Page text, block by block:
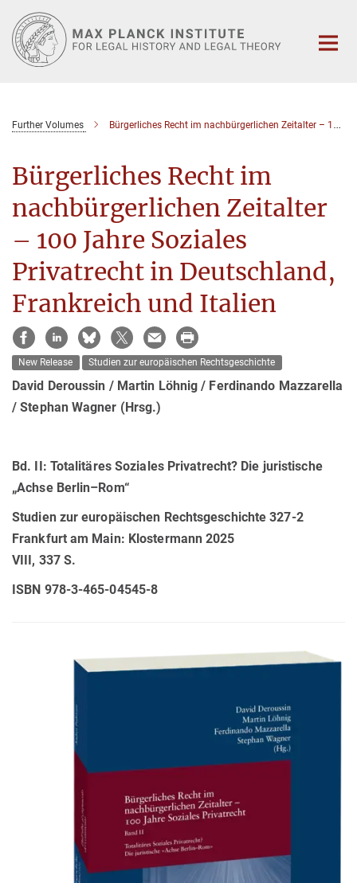
Main-
Content
Further Volumes Bürgerliches Recht im nachbürgerlichen Zeitalter – 100 Jahre Soziales Privatrecht in Deutschland, Frankreich und Italien
Bürgerliches Recht im
nachbürgerlichen Zeitalter
– 100 Jahre Soziales
Privatrecht in Deutschland,
Frankreich und Italien
New Release Studien zur europäischen Rechtsgeschichte
David Deroussin / Martin Löhnig / Ferdinando Mazzarella
/ Stephan Wagner (Hrsg.)
Bd. II: Totalitäres Soziales Privatrecht? Die juristische
„Achse Berlin–Rom“
Studien zur europäischen Rechtsgeschichte 327-2
Frankfurt am Main: Klostermann 2025
VIII, 337 S.
ISBN 978-3-465-04545-8